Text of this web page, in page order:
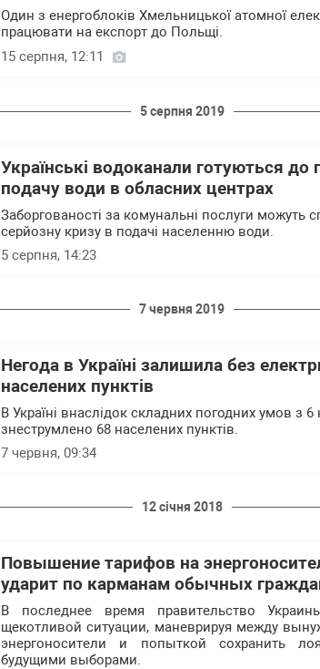
Один з енергоблоків Хмельницької атомної
працювати на експорт до Польщі.
15 серпня, 12:11
5 серпня 2019
Українські водоканали готуються до
подачу води в обласних центрах
Заборгованості за комунальні послуги можуть
серйозну кризу в подачі населенню води.
5 серпня, 14:23
7 червня 2019
Негода в Україні залишила без
населених пунктів
В Україні внаслідок складних погодних умов з
знеструмлено 68 населених пунктів.
7 червня, 09:34
12 січня 2018
Повышение тарифов на
ударит по карманам обычных
В последнее время правительство
щекотливой ситуации, маневрируя между
энергоносители и попыткой сохранить
будущими выборами.